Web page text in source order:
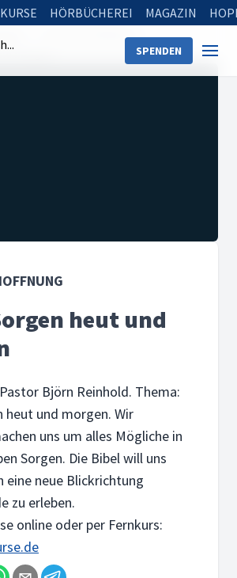
KURSE HÖRBÜCHEREI MAGAZIN
SPENDEN
Atem der Hoffnung
morgen
heut und
Björn Reinhold. Thema:
heut und morgen. Wir
uns um alles Mögliche in
Sorgen. Die Bibel will uns
eine neue Blickrichtung
zu erleben.
online oder per Fernkurs: